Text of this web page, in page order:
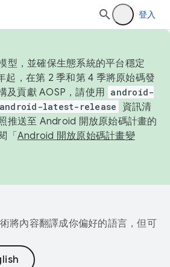
登入
型，並確保生態系統的平台穩定
起，在第 2 季和第 4 季將原始碼發
及貢獻 AOSP，請使用 android-
android-latest-release
資訊清
推送至 Android 開放原始碼計畫的
「 Android 開放原始碼計畫變
將內容翻譯成你偏好的語言，但可